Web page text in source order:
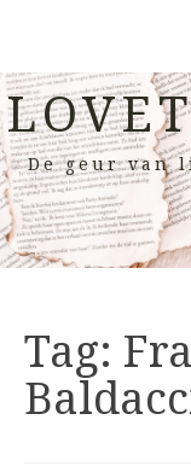
De geur van
Tag: